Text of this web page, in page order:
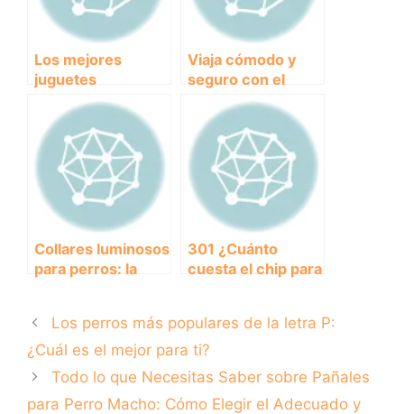
Los mejores
juguetes
indestructibles
para tu perro:
¡adiós a la
preocupación por
los destrozos!
Viaja cómodo y
seguro con el
mejor transportín
para perros: ¡con
ruedas!
Collares luminosos
para perros: la
nocturnos
301 ¿Cuánto
cuesta el chip para
saber sobre el
precio del chip de
identificación para
tu mascota.
Los perros más populares de la letra P:
¿Cuál es el mejor para ti?
Todo lo que Necesitas Saber sobre Pañales
para Perro Macho: Cómo Elegir el Adecuado y